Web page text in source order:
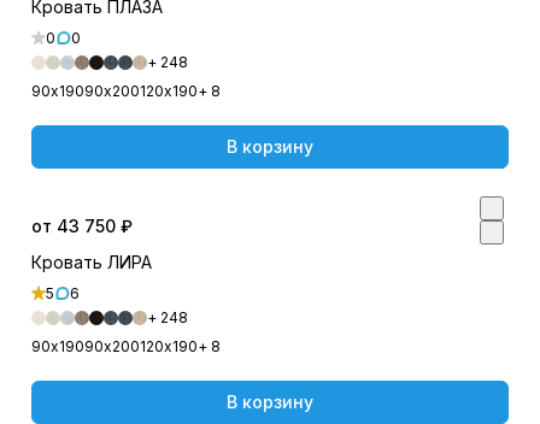
Кровать ПЛАЗА
0
0
+ 248
90х19090х200120х190+ 8
В корзину
от 43 750 ₽
Кровать ЛИРА
5
6
+ 248
90х19090х200120х190+ 8
В корзину